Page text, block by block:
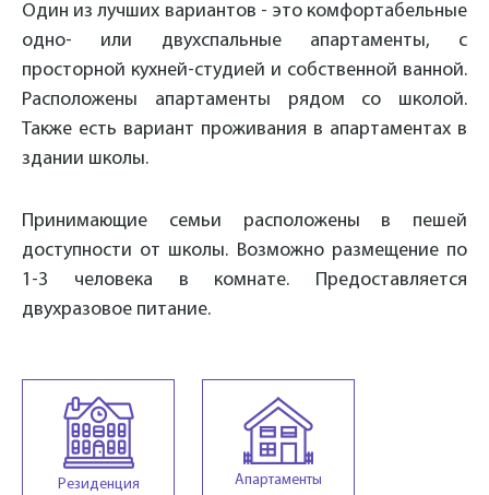
Один из лучших вариантов - это комфортабельные
одно- или двухспальные апартаменты, с
просторной кухней-студией и собственной ванной.
Расположены апартаменты рядом со школой.
Также есть вариант проживания в апартаментах в
здании школы.
Принимающие семьи расположены в пешей
доступности от школы. Возможно размещение по
1-3 человека в комнате. Предоставляется
двухразовое питание.
Резиденция Апартаменты